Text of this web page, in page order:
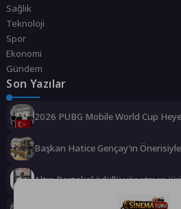
Sağlık
Teknoloji
Spor
Ekonomi
Gündem
Son Yazılar
2026 PUBG Mobile World Cup
Başkan Hatice Gençay’ın
Altın Portakal ödüllü yönetmen